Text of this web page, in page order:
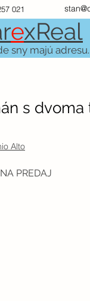
021
exReal
sny majú adresu.
s dvoma
Alto
NA PREDAJ